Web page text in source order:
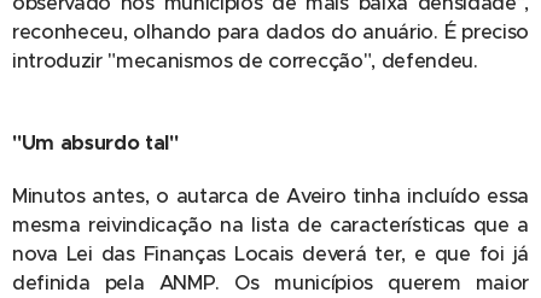
reconheceu, olhando para dados do anuário. É preciso
introduzir "mecanismos de correcção", defendeu.
"Um absurdo tal"
Minutos antes, o autarca de Aveiro tinha incluído essa
mesma reivindicação na lista de características que a
nova Lei das Finanças Locais deverá ter, e que foi já
definida pela ANMP. Os municípios querem maior